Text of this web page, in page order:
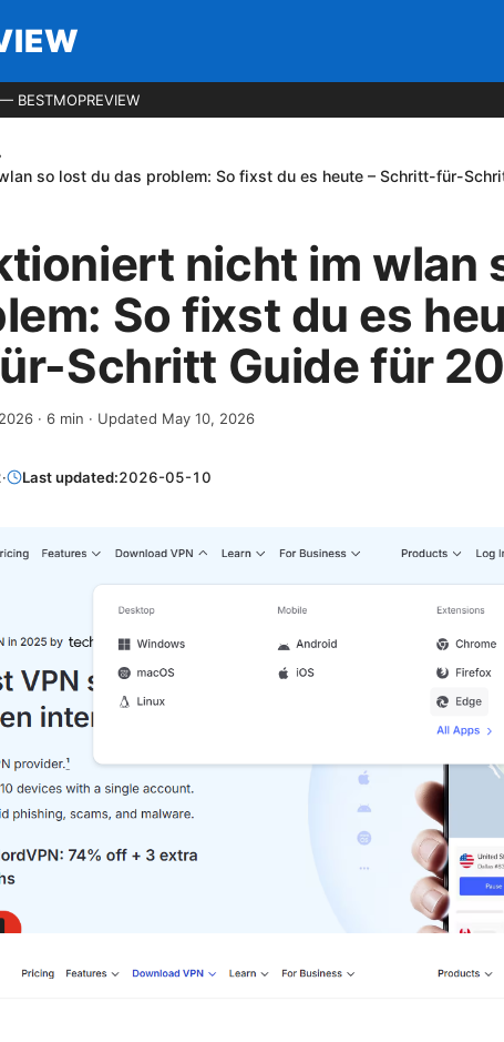
BESTMOPREVIEW
so lost du das problem: So fixst du es heute – Schritt-für-
nicht im wlan
So fixst du es
Schritt Guide für
· 6 min · Updated May 10, 2026
· Last updated:2026-05-10